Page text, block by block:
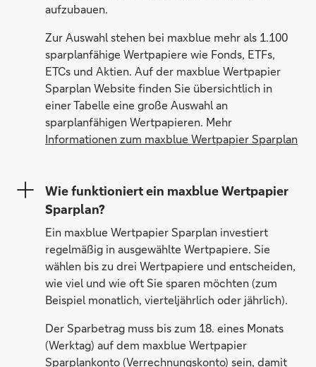
aufzubauen.
Zur Auswahl stehen bei maxblue mehr als 1.100
sparplanfähige Wertpapiere wie Fonds, ETFs,
ETCs und Aktien. Auf der maxblue Wertpapier
Sparplan Website finden Sie übersichtlich in
einer Tabelle eine große Auswahl an
sparplanfähigen Wertpapieren. Mehr
Informationen zum maxblue Wertpapier Sparplan
Wie funktioniert ein maxblue Wertpapier
Sparplan?
Ein maxblue Wertpapier Sparplan investiert
regelmäßig in ausgewählte Wertpapiere. Sie
wählen bis zu drei Wertpapiere und entscheiden,
wie viel und wie oft Sie sparen möchten (zum
Beispiel monatlich, vierteljährlich oder jährlich).
Der Sparbetrag muss bis zum 18. eines Monats
(Werktag) auf dem maxblue Wertpapier
Sparplankonto (Verrechnungskonto) sein, damit